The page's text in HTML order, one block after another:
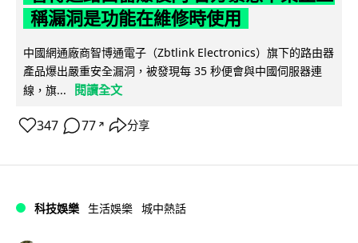
稱漏洞是功能在維修時使用
中國網通廠商智博通電子（Zbtlink Electronics）旗下的路由器
產品爆出嚴重安全漏洞，被發現每 35 秒便會與中國伺服器連
線，旗...
閱讀全文
347 77 ↗ 分享
科技娛樂 生活娛樂 城中熱話